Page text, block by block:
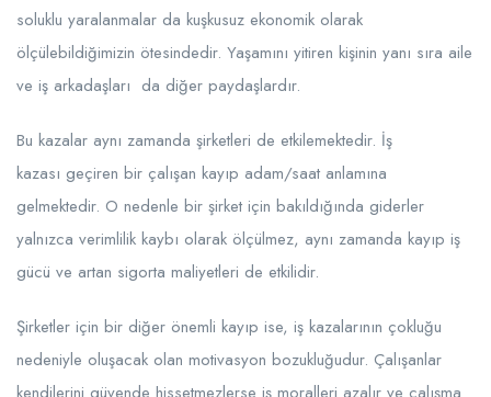
soluklu yaralanmalar da kuşkusuz ekonomik olarak
ölçülebildiğimizin ötesindedir. Yaşamını yitiren kişinin yanı sıra aile
ve iş arkadaşları da diğer paydaşlardır.
Bu kazalar aynı zamanda şirketleri de etkilemektedir. İş
kazası geçiren bir çalışan kayıp adam/saat anlamına
gelmektedir. O nedenle bir şirket için bakıldığında giderler
yalnızca verimlilik kaybı olarak ölçülmez, aynı zamanda kayıp iş
gücü ve artan sigorta maliyetleri de etkilidir.
Şirketler için bir diğer önemli kayıp ise, iş kazalarının çokluğu
nedeniyle oluşacak olan motivasyon bozukluğudur. Çalışanlar